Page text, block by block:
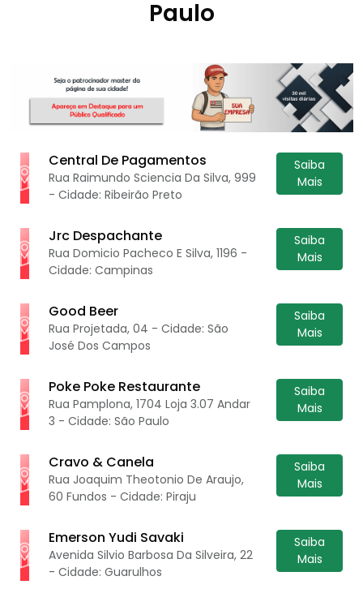
Paulo
Central De Pagamentos
Rua Raimundo Sciencia Da Silva, 999
- Cidade: Ribeirão Preto
Saiba
Mais
Jrc Despachante
Rua Domicio Pacheco E Silva, 1196 -
Cidade: Campinas
Saiba
Mais
Good Beer
Rua Projetada, 04 - Cidade: São
José Dos Campos
Saiba
Mais
Poke Poke Restaurante
Rua Pamplona, 1704 Loja 3.07 Andar
3 - Cidade: São Paulo
Saiba
Mais
Cravo & Canela
Rua Joaquim Theotonio De Araujo,
60 Fundos - Cidade: Piraju
Saiba
Mais
Emerson Yudi Savaki
Avenida Silvio Barbosa Da Silveira, 22
- Cidade: Guarulhos
Saiba
Mais